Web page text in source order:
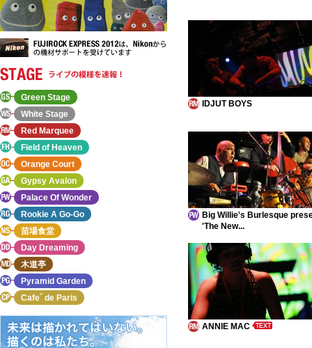
IDJUT BOYS
Big Willie's Burlesque
'The New...
ANNIE MAC
Green Stage
White Stage
Red Marquee
Field of Heaven
Orange Court
Gypsy Avalon
Palace Of Wonder
Rookie A Go-Go
苗場食堂
Day Dreaming
木道亭
Pyramid Garden
Cafe´ de Paris